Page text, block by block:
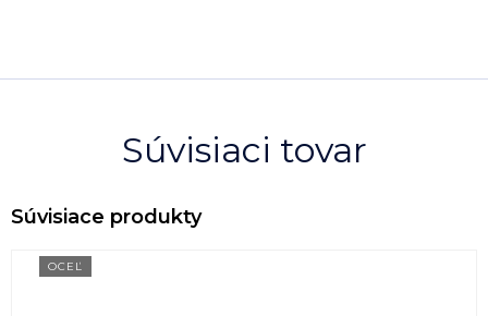
Súvisiaci tovar
OCEĽ